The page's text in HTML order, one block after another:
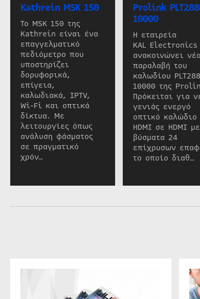
Kathrein MSK 150
Το MSK 150 της
Kathrein είναι ένα
επαγγελματικό
πεδιόμετρο που
υποστηρίζει
δορυφορικά,
επίγεια,
καλωδιακά, IPTV,
Wi-Fi και οπτικά
δίκτυα. Με
λειτουργίες όπως
ανάλυση φάσματος
σε πραγματικό
χρόν…
Prolink
10000
Η εταιρεία
KAL Electronics
ανακοινώνει νέα
παραλαβή του
καλωδίου
10000 της
Πρόκειται για
γενιάς ενεργό
οπτικό καλώδιο
HDMI σε HDMI με
βύσματα 24
επίχρυσων
το οποίο διαθ…